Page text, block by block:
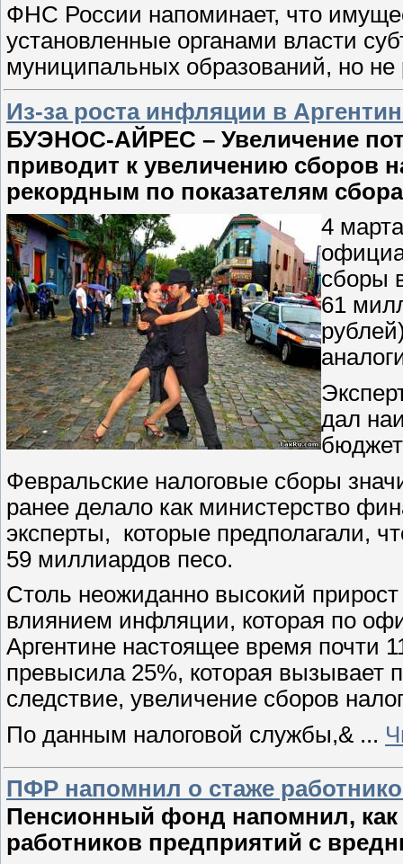
ФНС России напоминает, что
установленные органами власти
муниципальных образований, но не
Из-за роста инфляции в
БУЭНОС-АЙРЕС – Увеличение
приводит к увеличению сборов
рекордным по показателям
4
сборы
61
дал
Февральские налоговые сборы
ранее делало как министерство
эксперты, которые предполагали,
59 миллиардов песо.
Столь неожиданно высокий
влиянием инфляции, которая по
Аргентине настоящее время
превысила 25%, которая вызывает
следствие, увеличение сборов
По данным налоговой службы,& ...
ПФР напомнил о стаже
Пенсионный фонд напомнил, как
работников предприятий с